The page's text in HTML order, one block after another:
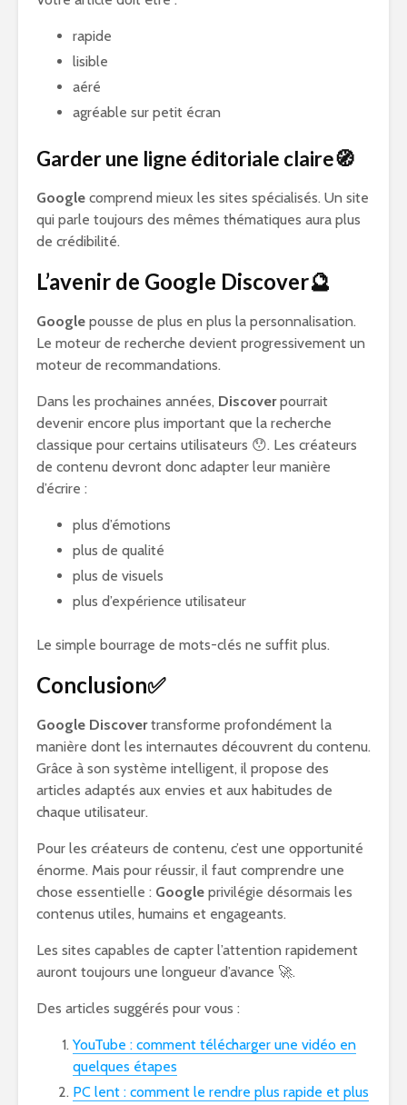
rapide
lisible
aéré
agréable sur petit écran
Garder une ligne éditoriale claire🧭
Google comprend mieux les sites spécialisés. Un site
qui parle toujours des mêmes thématiques aura plus
de crédibilité.
L’avenir de Google Discover🔮
Google pousse de plus en plus la personnalisation.
Le moteur de recherche devient progressivement un
moteur de recommandations.
Dans les prochaines années, Discoverpourrait
devenir encore plus important que la recherche
classique pour certains utilisateurs 😯. Les créateurs
de contenu devront donc adapter leur manière
d’écrire :
plus d’émotions
plus de qualité
plus de visuels
plus d’expérience utilisateur
Le simple bourrage de mots-clés ne suffit plus.
Conclusion✅
Google Discovertransforme profondément la
manière dont les internautes découvrent du contenu.
Grâce à son système intelligent, il propose des
articles adaptés aux envies et aux habitudes de
chaque utilisateur.
Pour les créateurs de contenu, c’est une opportunité
énorme. Mais pour réussir, il faut comprendre une
chose essentielle : Google privilégie désormais les
contenus utiles, humains et engageants.
Les sites capables de capter l’attention rapidement
auront toujours une longueur d’avance 🚀.
Des articles suggérés pour vous :
YouTube : comment télécharger une vidéo en
quelques étapes
PC lent : comment le rendre plus rapide et plus